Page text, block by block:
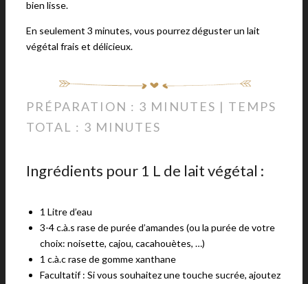
bien lisse.
En seulement 3 minutes, vous pourrez déguster un lait
végétal frais et délicieux.
PRÉPARATION : 3 MINUTES | TEMPS
TOTAL : 3 MINUTES
Ingrédients pour 1 L de lait végétal :
1 Litre d’eau
3-4 c.à.s rase de purée d’amandes (ou la purée de votre
choix: noisette, cajou, cacahouètes, …)
1 c.à.c rase de gomme xanthane
Facultatif : Si vous souhaitez une touche sucrée, ajoutez